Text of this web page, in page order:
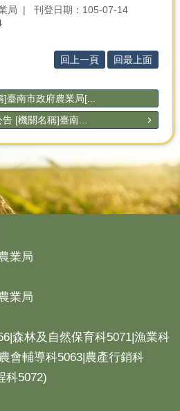
局
刊登日期：105-07-14
回上一頁 回最上面
]臺南市政府農業局[...
[機關名稱]臺南...
業局
業局
森林及自然保育科5071|漁業科
會輔導科5063|農產行銷科
科5072)